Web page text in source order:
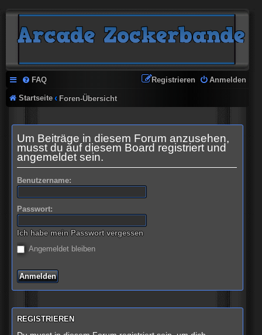
FAQ Anmelden
Registrieren
Startseite Foren-Übersicht
Um Beiträge in diesem Forum anzusehen,
musst du auf diesem Board registriert und
angemeldet sein.
Benutzername:
Passwort:
Ich habe mein Passwort vergessen
Angemeldet bleiben
REGISTRIEREN